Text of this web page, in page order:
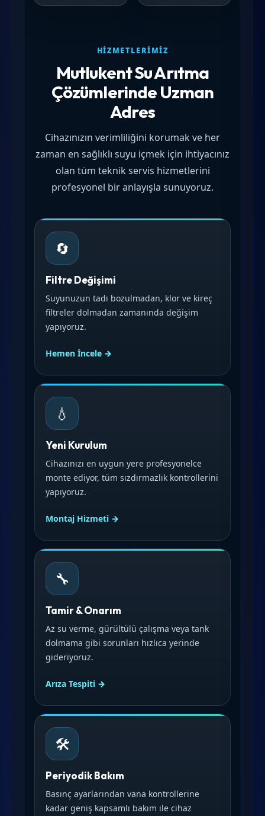
HIZMETLERIMIZ
Mutlukent Su Arıtma
Çözümlerinde Uzman
Adres
Cihazınızın verimliliğini korumak ve her
zaman en sağlıklı suyu içmek için ihtiyacınız
olan tüm teknik servis hizmetlerini
profesyonel bir anlayışla sunuyoruz.
🔄
Filtre Değişimi
Suyunuzun tadı bozulmadan, klor ve kireç
filtreler dolmadan zamanında değişim
yapıyoruz.
Hemen İncele →
💧
Yeni Kurulum
Cihazınızı en uygun yere profesyonelce
monte ediyor, tüm sızdırmazlık kontrollerini
yapıyoruz.
Montaj Hizmeti →
🔧
Tamir & Onarım
Az su verme, gürültülü çalışma veya tank
dolmama gibi sorunları hızlıca yerinde
gideriyoruz.
Arıza Tespiti →
🛠️
Periyodik Bakım
Basınç ayarlarından vana kontrollerine
kadar geniş kapsamlı bakım ile cihaz